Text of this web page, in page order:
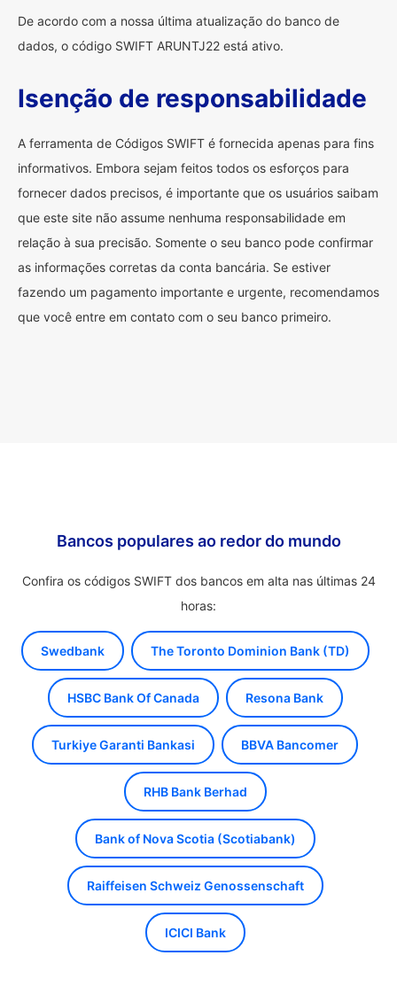
De acordo com a nossa última atualização do banco de
dados, o código SWIFT ARUNTJ22 está ativo.
Isenção de responsabilidade
A ferramenta de Códigos SWIFT é fornecida apenas para fins
informativos. Embora sejam feitos todos os esforços para
fornecer dados precisos, é importante que os usuários saibam
que este site não assume nenhuma responsabilidade em
relação à sua precisão. Somente o seu banco pode confirmar
as informações corretas da conta bancária. Se estiver
fazendo um pagamento importante e urgente, recomendamos
que você entre em contato com o seu banco primeiro.
Bancos populares ao redor do mundo
Confira os códigos SWIFT dos bancos em alta nas últimas 24
horas:
Swedbank The Toronto Dominion Bank (TD)
HSBC Bank Of Canada Resona Bank
Turkiye Garanti Bankasi BBVA Bancomer
RHB Bank Berhad
Bank of Nova Scotia (Scotiabank)
Raiffeisen Schweiz Genossenschaft
ICICI Bank